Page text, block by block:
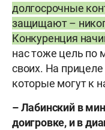
долгосрочные
защищают –
Конкуренция
нас тоже цель по
своих. На
которые могут к
– Лабинский в
доигровке, и в